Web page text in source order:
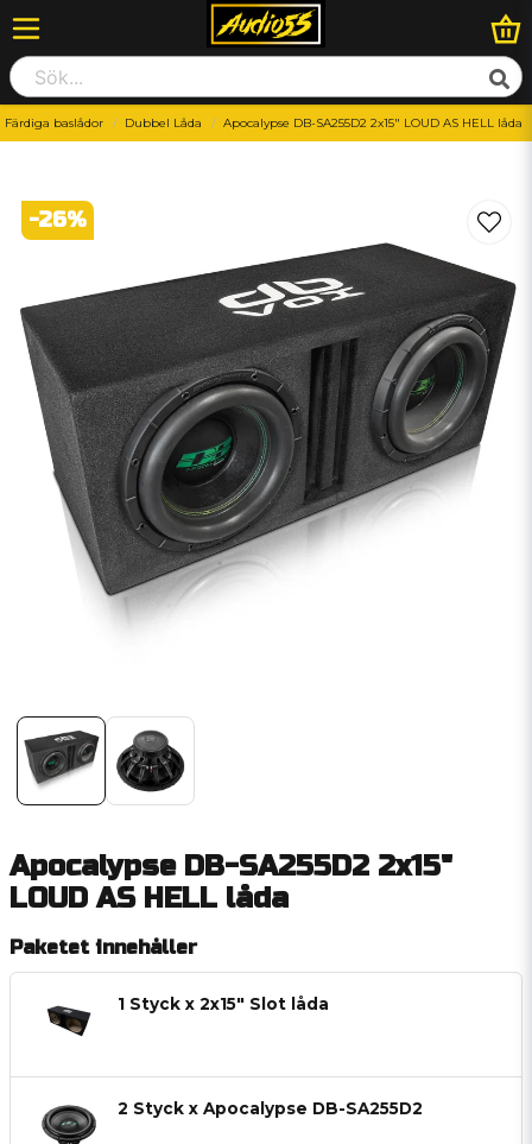
Färdiga baslådor Dubbel Låda Apocalypse DB-SA255D2 2x15" LOUD AS HELL låda
-26%
Apocalypse DB-SA255D2 2x15"
LOUD AS HELL låda
Paketet innehåller
1 Styck x 2x15" Slot låda
2 Styck x Apocalypse DB-SA255D2